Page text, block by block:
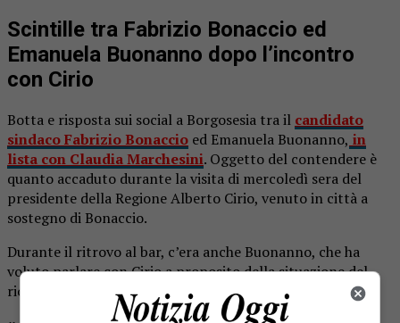
Scintille tra Fabrizio Bonaccio ed
Emanuela Buonanno dopo l’incontro
con Cirio
Botta e risposta sui social a Borgosesia tra il candidato
sindaco Fabrizio Bonaccio ed Emanuela Buonanno, in
lista con Claudia Marchesini. Oggetto del contendere è
quanto accaduto durante la visita di mercoledì sera del
presidente della Regione Alberto Cirio, venuto in città a
sostegno di Bonaccio.
Durante il ritrovo al bar, c’era anche Buonanno, che ha
voluto parlare con Cirio a proposito della situazione del
rione Isola colpito dall’alluvione.